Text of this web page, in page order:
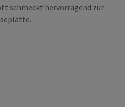
schmeckt hervorragend zur